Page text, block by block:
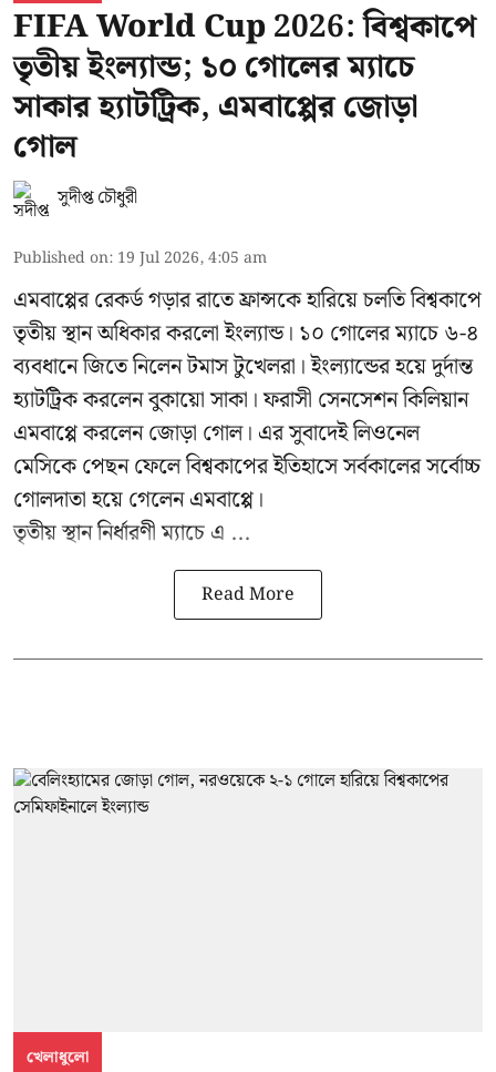
FIFA World Cup 2026: বিশ্বকাপে
তৃতীয় ইংল্যান্ড; ১০ গোলের ম্যাচে
সাকার হ্যাটট্রিক, এমবাপ্পের জোড়া
গোল
সুদীপ্ত চৌধুরী
Published on: 19 Jul 2026, 4:05 am
এমবাপ্পের রেকর্ড গড়ার রাতে ফ্রান্সকে হারিয়ে চলতি বিশ্বকাপে
তৃতীয় স্থান অধিকার করলো ইংল্যান্ড। ১০ গোলের ম্যাচে ৬-৪
ব্যবধানে জিতে নিলেন টমাস টুখেলরা। ইংল্যান্ডের হয়ে দুর্দান্ত
হ্যাটট্রিক করলেন বুকায়ো সাকা। ফরাসী সেনসেশন কিলিয়ান
এমবাপ্পে করলেন জোড়া গোল। এর সুবাদেই লিওনেল
মেসিকে পেছন ফেলে বিশ্বকাপের ইতিহাসে সর্বকালের সর্বোচ্চ
গোলদাতা হয়ে গেলেন এমবাপ্পে।
তৃতীয় স্থান নির্ধারণী ম্যাচে এ ...
Read More
খেলাধুলো